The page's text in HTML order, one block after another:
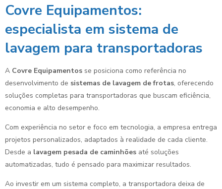
Covre Equipamentos:
especialista em sistema de
lavagem para transportadoras
A Covre Equipamentos se posiciona como referência no
desenvolvimento de sistemas de lavagem de frotas, oferecendo
soluções completas para transportadoras que buscam eficiência,
economia e alto desempenho.
Com experiência no setor e foco em tecnologia, a empresa entrega
projetos personalizados, adaptados à realidade de cada cliente.
Desde a lavagem pesada de caminhões até soluções
automatizadas, tudo é pensado para maximizar resultados.
Ao investir em um sistema completo, a transportadora deixa de